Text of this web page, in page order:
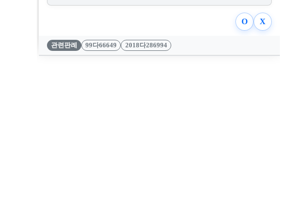
O X
관련판례 99다66649 2018다286994